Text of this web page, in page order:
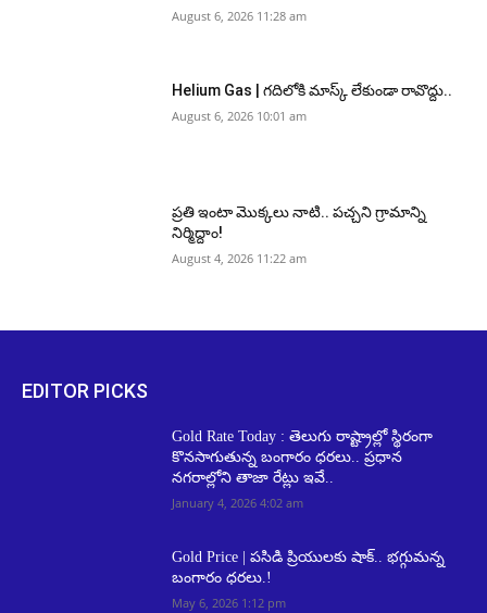
August 6, 2026 11:28 am
Helium Gas | గదిలోకి మాస్క్ లేకుండా రావొద్దు..
August 6, 2026 10:01 am
ప్రతి ఇంటా మొక్కలు నాటి.. పచ్చని గ్రామాన్ని
నిర్మిద్దాం!
August 4, 2026 11:22 am
EDITOR PICKS
Gold Rate Today : తెలుగు రాష్ట్రాల్లో స్థిరంగా
కొనసాగుతున్న బంగారం ధరలు.. ప్రధాన
నగరాల్లోని తాజా రేట్లు ఇవే..
January 4, 2026 4:02 am
Gold Price | పసిడి ప్రియులకు షాక్.. భగ్గుమన్న
బంగారం ధరలు.!
May 6, 2026 1:12 pm